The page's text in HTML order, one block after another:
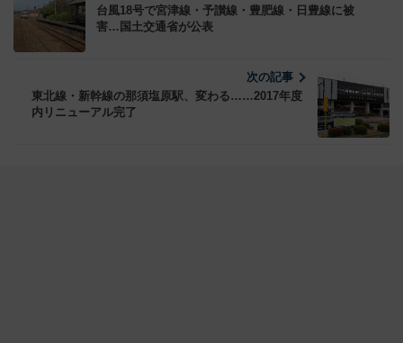
台風18号で宮津線・予讃線・豊肥線・日豊線に被
害…国土交通省が公表
次の記事
東北線・新幹線の那須塩原駅、変わる……2017年度
内リニューアル完了